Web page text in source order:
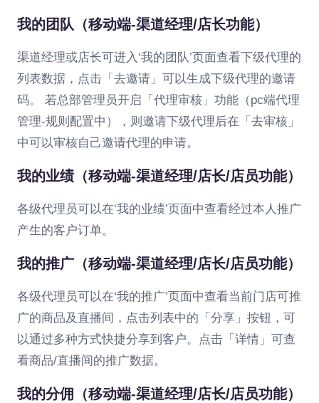
我的团队（移动端-渠道经理/店长功能）
渠道经理或店长可进入‘我的团队’页面查看下级代理的
列表数据，点击「去邀请」可以生成下级代理的邀请
码。 若总部管理员开启「代理审核」功能（pc端代理
管理-规则配置中），则邀请下级代理后在「去审核」
中可以审核自己邀请代理的申请。
我的业绩（移动端-渠道经理/店长/店员功能）
各级代理员可以在‘我的业绩’页面中查看经过本人推广
产生的客户订单。
我的推广（移动端-渠道经理/店长/店员功能）
各级代理员可以在‘我的推广’页面中查看当前门店可推
广的商品及直播间，点击列表中的「分享」按钮，可
以通过多种方式快捷分享到客户。点击「详情」可查
看商品/直播间的推广数据。
我的分佣（移动端-渠道经理/店长/店员功能）